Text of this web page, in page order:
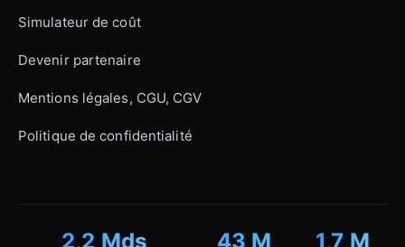
Simulateur de coût
Devenir partenaire
Mentions légales, CGU, CGV
Politique de confidentialité
2,2 Mds 43 M 1,7 M